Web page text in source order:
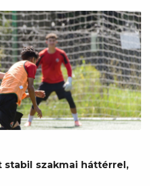
szakmai háttérrel,